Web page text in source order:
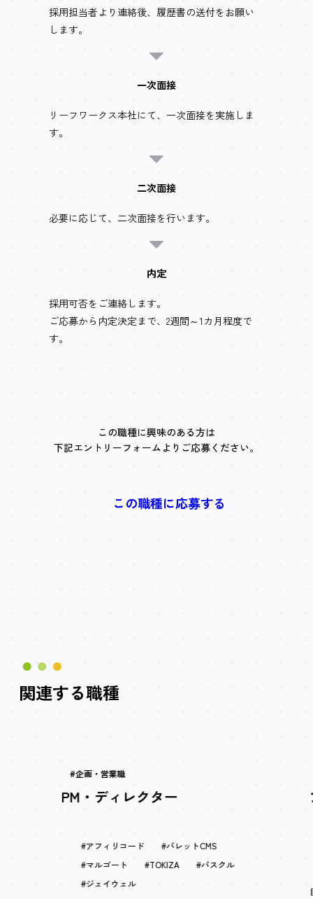
採用担当者より連絡後、履歴書の送付をお願い
します。
一次面接
リーフワークス本社にて、一次面接を実施しま
す。
二次面接
必要に応じて、二次面接を行います。
内定
採用可否をご連絡します。
ご応募から内定決定まで、2週間～1カ月程度で
す。
この職種に興味のある方は
下記エントリーフォームよりご応募ください。
この職種に応募する
関連する職種
PM・ディレクター
企画・営業職
アフィリコード
パレットCMS
マルゴート
TOKIZA
パスクル
ジェイウェル